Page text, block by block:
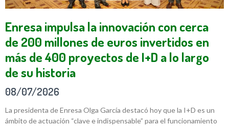
Enresa impulsa la innovación con cerca
de 200 millones de euros invertidos en
más de 400 proyectos de I+D a lo largo
de su historia
08/07/2026
La presidenta de Enresa Olga García destacó hoy que la I+D es un
ámbito de actuación “clave e indispensable” para el funcionamiento